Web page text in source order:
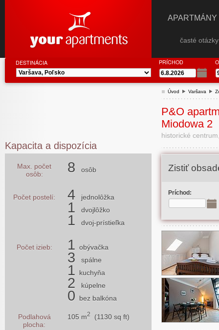
časté
DESTINÁCIA PRÍCHOD
Úvod Varšava
P&O
Miodowa 2
historické
Zistiť
Príchod:
Kapacita a dispozícia
Max. počet
osôb:
8 osôb
Počet postelí: 4 jednolôžka
1 dvojlôžko
1 dvoj-prístieľka
Počet izieb: 1 obývačka
3 spálne
1 kuchyňa
2 kúpelne
0 bez balkóna
Podlahová
plocha:
105 m2 (1130 sq ft)